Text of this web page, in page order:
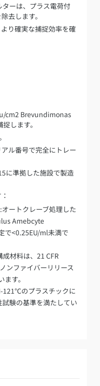
ーは、プラス電荷付
去します。
り確実な捕捉効率を確
cm2 Brevundimonas
します。
ル番号で完全にトレー
に準拠した施設で製造
ートクレーブ処理した
Amebcyte
で<0.25EU/ml未満で
材料は、21 CFR
ンファイバーリリース
す。
のプラスチックに
験の基準を満たしてい